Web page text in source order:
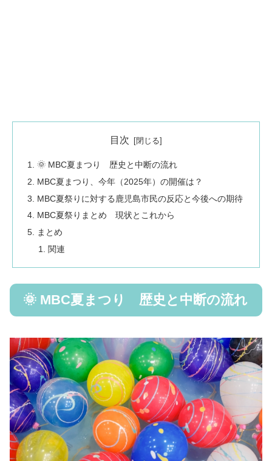
目次
🌞 MBC夏まつり 歴史と中断の流れ
MBC夏まつり、今年（2025年）の開催は？
MBC夏祭りに対する鹿児島市民の反応と今後への期待
MBC夏祭りまとめ 現状とこれから
まとめ
関連
🌞 MBC夏まつり 歴史と中断の流れ